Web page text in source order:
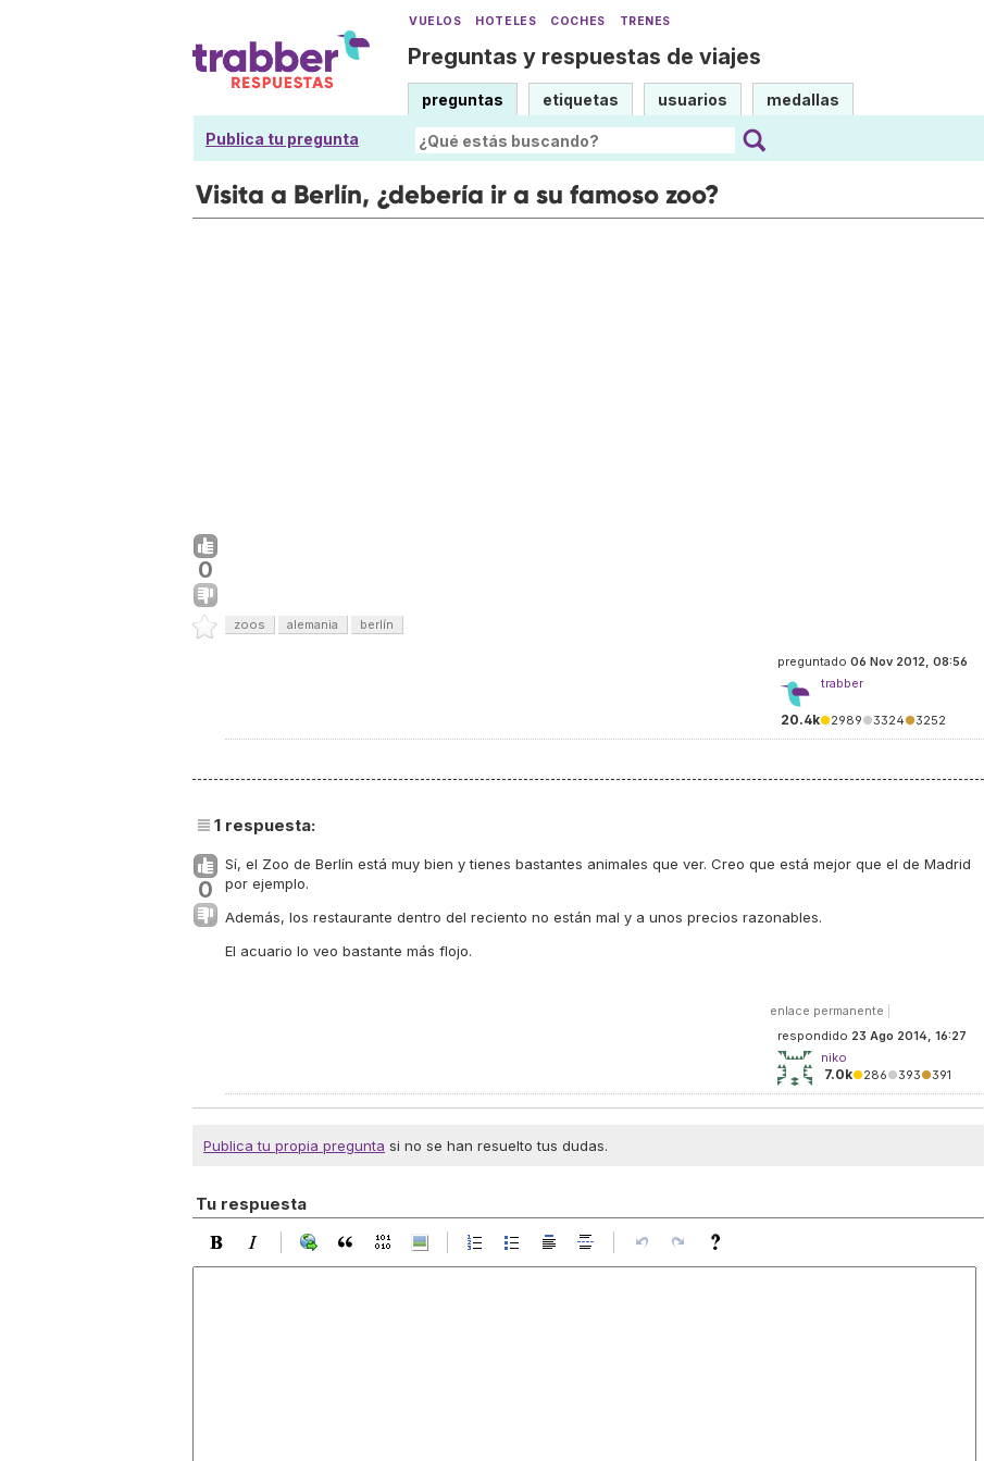
VUELOS HOTELES COCHES TRENES
Preguntas y respuestas de viajes
preguntas etiquetas usuarios medallas
Publica tu pregunta
Visita a Berlín, ¿debería ir a su famoso zoo?
0
zoos alemania berlín
preguntado 06 Nov 2012, 08:56
trabber
20.4k●2989●3324●3252
1 respuesta:
0
Sí, el Zoo de Berlín está muy bien y tienes bastantes animales que ver. Creo que está mejor que el de Madrid
por ejemplo.
Además, los restaurante dentro del reciento no están mal y a unos precios razonables.
El acuario lo veo bastante más flojo.
enlace permanente
respondido 23 Ago 2014, 16:27
niko
7.0k●286●393●391
Publica tu propia pregunta si no se han resuelto tus dudas.
Tu respuesta